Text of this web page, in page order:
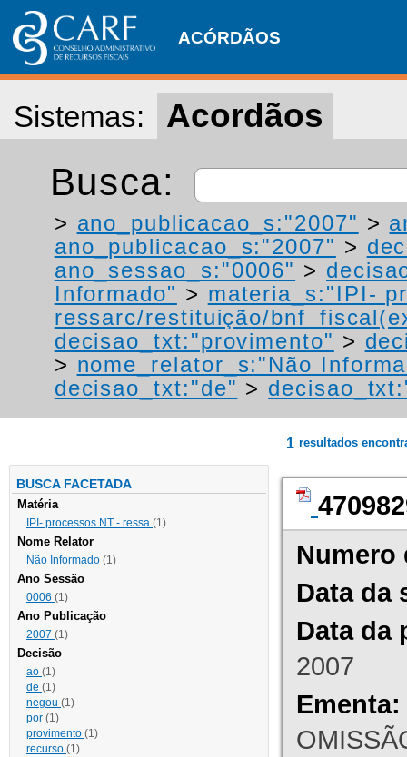
ACÓRDÃOS
Sistemas: Acordãos
Busca:
> ano_publicacao_s:"2007" >
ano_publicacao_s:"2007" >
ano_sessao_s:"0006" >
Informado" > materia_s:"IPI-
ressarc/restituição/
decisao_txt:"provimento" >
> nome_relator_s:"Não
decisao_txt:"de" >
BUSCA FACETADA
Matéria
IPI- processos NT - ressa (1)
Nome Relator
Não Informado (1)
Ano Sessão
0006 (1)
Ano Publicação
2007 (1)
Decisão
ao (1)
de (1)
negou (1)
por (1)
provimento (1)
recurso (1)
1 resultados
Numero
Data da
Data da
2007
Ementa: